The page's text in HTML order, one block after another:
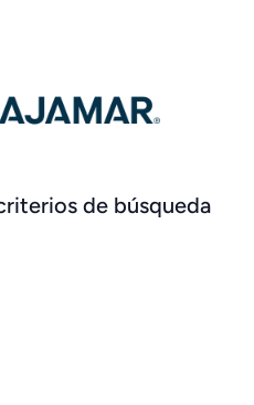
de búsqueda